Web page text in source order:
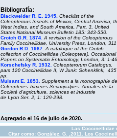
Bibliografía:
Blackwelder R. E. 1945. Checklist of the
Coleopterous Insects of Mexico, Central America,
West Indies, and South America, Part. 3, United
States National Museum Bulletin 185: 343-550.
Crotch G.R. 1874. A revision of the Coleopterous
Family Coccinellidae , University Press, London, 311
Gordon R.D. 1987. A catalogue of the Crotch
collection of Coccinellidae (Coleoptera). Occasional
Papers on Systematic Entomology, London, 3: 1-46.
Korschefsky R. 1932.
Coleopterorum Catalogus
pars 120 Coccinellidae II, W Junk: Schenklink, 435
pp.
Mulsant E. 1853. Supplement a la monographie de
Coleopteres Trimeres Securipalpes. Annales de la
Société d'agriculture, sciences et industrie
de Lyon Ser. 2, 1: 129-298.
Agregado el 16 de julio de 2020.
Las Coccinellidae
Citar como: González, G. ,2011. Los